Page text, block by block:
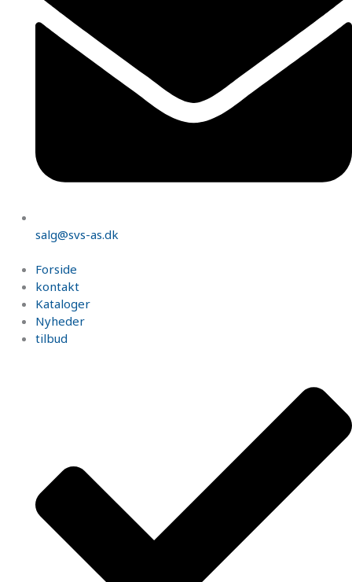
salg@svs-as.dk
Forside
kontakt
Kataloger
Nyheder
tilbud